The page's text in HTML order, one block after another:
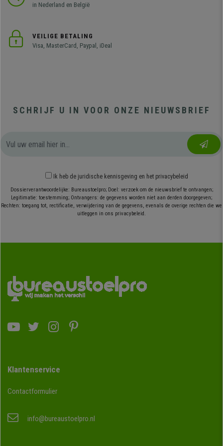
in Nederland en België
VEILIGE BETALING
Visa, MasterCard, Paypal, iDeal
SCHRIJF U IN VOOR ONZE NIEUWSBRIEF
Ik heb de juridische kennisgeving en het privacybeleid
Dossierverantwoordelijke: Bureaustoelpro; Doel: verzoek om de nieuwsbrief te ontvangen;
Legitimatie: toestemming; Ontvangers: de gegevens worden niet aan derden doorgegeven;
Rechten: toegang tot, rectificatie, verwijdering van de gegevens, evenals de overige rechten die we
uitleggen in ons privacybeleid.
Klantenservice
Contactformulier
info@bureaustoelpro.nl